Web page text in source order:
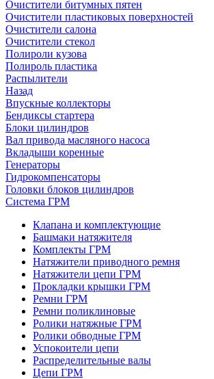
Очистители битумных пятен
Очистители пластиковых поверхностей
Очистители салона
Очистители стекол
Полироли кузова
Полироль пластика
Распылители
Назад
Впускные коллекторы
Бендиксы стартера
Блоки цилиндров
Вал привода масляного насоса
Вкладыши коренные
Генераторы
Гидрокомпенсаторы
Головки блоков цилиндров
Система ГРМ
Клапана и комплектующие
Башмаки натяжителя
Комплекты ГРМ
Натяжители приводного ремня
Натяжители цепи ГРМ
Прокладки крышки ГРМ
Ремни ГРМ
Ремни поликлиновые
Ролики натяжные ГРМ
Ролики обводные ГРМ
Успокоители цепи
Распределительные валы
Цепи ГРМ